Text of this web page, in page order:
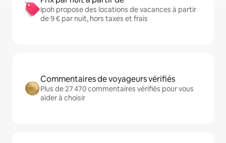
Ipoh propose des locations de vacances à partir
de 9 € par nuit, hors taxes et frais
Commentaires de voyageurs vérifiés
Plus de 27 470 commentaires vérifiés pour vous
aider à choisir